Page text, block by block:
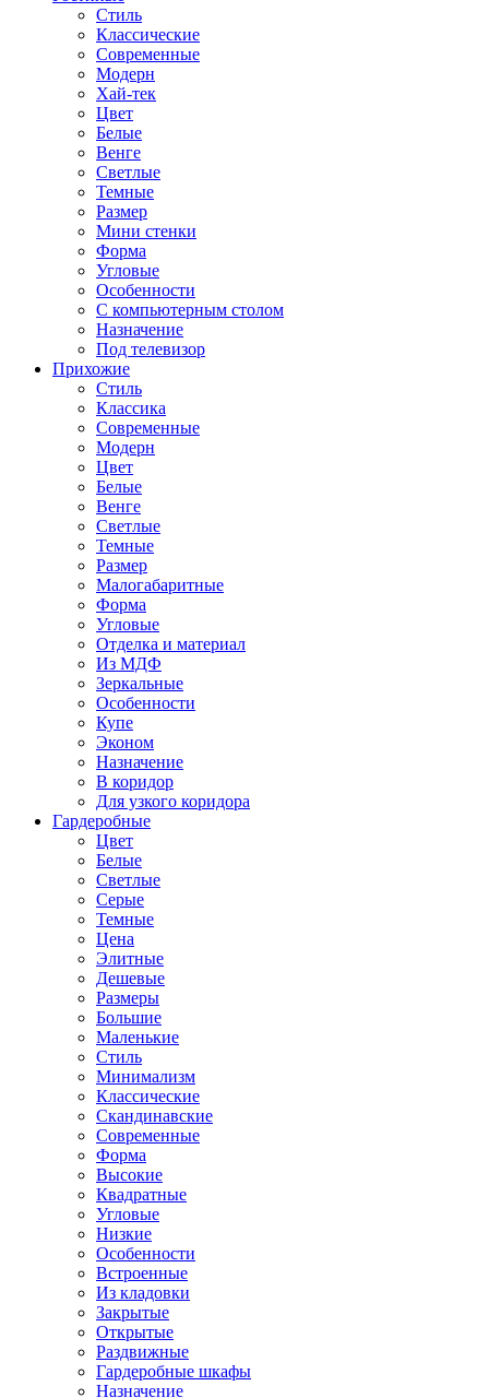
Стиль
Классические
Современные
Модерн
Хай-тек
Цвет
Белые
Венге
Светлые
Темные
Размер
Мини стенки
Форма
Угловые
Особенности
С компьютерным столом
Назначение
Под телевизор
Прихожие
Стиль
Классика
Современные
Модерн
Цвет
Белые
Венге
Светлые
Темные
Размер
Малогабаритные
Форма
Угловые
Отделка и материал
Из МДФ
Зеркальные
Особенности
Купе
Эконом
Назначение
В коридор
Для узкого коридора
Гардеробные
Цвет
Белые
Светлые
Серые
Темные
Цена
Элитные
Дешевые
Размеры
Большие
Маленькие
Стиль
Минимализм
Классические
Скандинавские
Современные
Форма
Высокие
Квадратные
Угловые
Низкие
Особенности
Встроенные
Из кладовки
Закрытые
Открытые
Раздвижные
Гардеробные шкафы
Назначение